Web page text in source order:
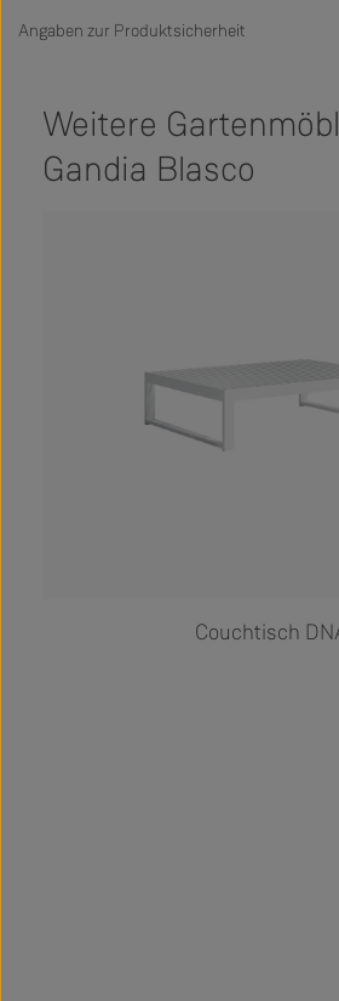
Angaben zur Produktsicherheit
Weitere
Gandia Blasco
Couchtisch